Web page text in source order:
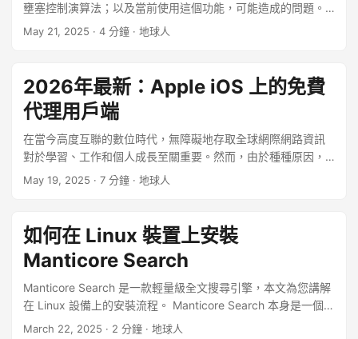
壅塞控制演算法；以及當前使用這個功能，可能造成的問題。
BBR 介紹 BBR（Bottleneck Bandwidth and Round-trip
CUBIC）在某些網路條件下（尤其是有一定丟包率和延遲的網
路中）頻寬利用率不高和延遲較大的問題。 ...
May 21, 2025 · 4 分鐘 · 地球人
2026年最新：Apple iOS 上的免費
代理用戶端
在當今高度互聯的數位時代，無障礙地存取全球網際網路資訊
對於學習、工作和個人成長至關重要。然而，由於種種原因，
部分地區的網路存取受到限制。本文將重點介紹幾款適用於
南。 ...
May 19, 2025 · 7 分鐘 · 地球人
如何在 Linux 裝置上安裝
Manticore Search
Manticore Search 是一款輕量級全文搜尋引擎，本文為您講解
在 Linux 設備上的安裝流程。 Manticore Search 本身是一個開
源資料庫（可在 GitHub 上獲取），於 2017 年作為 Sphinx 搜
March 22, 2025 · 2 分鐘 · 地球人